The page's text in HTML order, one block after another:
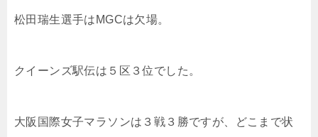
松田瑞生選手はMGCは欠場。
クイーンズ駅伝は５区３位でした。
大阪国際女子マラソンは３戦３勝ですが、どこまで状